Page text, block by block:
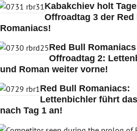
Kabakchiev holt
Offroadtag 3 der Red
Romaniacs!
Red Bull Romaniacs
Offroadtag 2:
und Roman weiter vorne!
Red Bull Romaniacs:
Lettenbichler führt
nach Tag 1 an!